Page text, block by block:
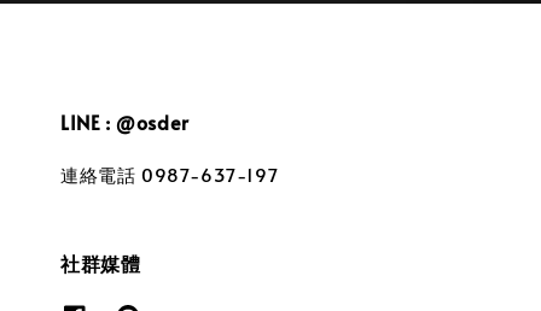
LINE : @osder
連絡電話 0987-637-197
社群媒體